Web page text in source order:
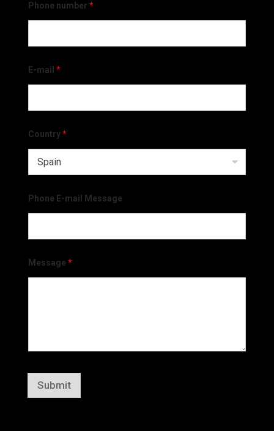
Phone number *
E-mail *
Country*
Phone E-mail Message
Message *
Submit